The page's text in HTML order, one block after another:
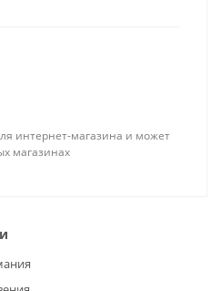
интернет-магазина и может
магазинах